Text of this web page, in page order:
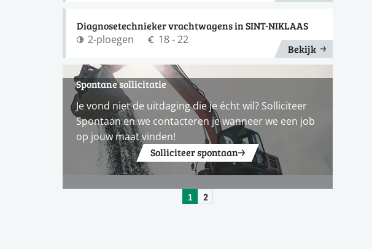
Diagnosetechnieker vrachtwagens in SINT-NIKLAAS
2-ploegen
18 - 22
Bekijk
Spontane sollicitatie
Je vond niet de uitdaging die je écht wil? Solliciteer
Spontaan en we contacteren je wanneer we een job
op jouw maat vinden!
Solliciteer spontaan
1 2